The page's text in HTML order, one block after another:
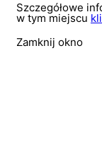
Szczegółowe
w tym miejscu
Zamknij okno